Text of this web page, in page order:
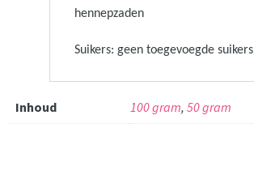
hennepzaden
Suikers: geen toegevoegde suikers
Inhoud 100 gram, 50 gram